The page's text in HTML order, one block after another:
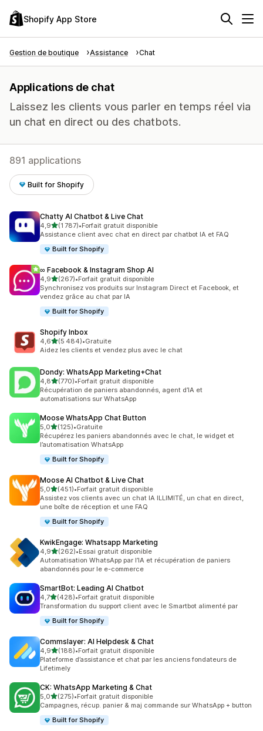
Shopify App Store
Gestion de boutique Assistance Chat
Applications de chat
Laissez les clients vous parler en temps réel via
un chat en direct ou des chatbots.
891 applications
Built for Shopify
Chatty AI Chatbot & Live Chat
4,9étoile(s) sur 5
(1 787)
1787 avis au total
•Forfait gratuit disponible
Assistance client avec chat en direct par chatbot IA et FAQ
Built for Shopify
∞ Facebook & Instagram Shop AI
4,9étoile(s) sur 5
(267)
267 avis au total
•Forfait gratuit disponible
Synchronisez vos produits sur Instagram Direct et Facebook, et
vendez grâce au chat par IA
Built for Shopify
Shopify Inbox
4,6étoile(s) sur 5
(5 484)
5484 avis au total
•Gratuite
Aidez les clients et vendez plus avec le chat
Dondy: WhatsApp Marketing+Chat
4,8étoile(s) sur 5
(770)
770 avis au total
•Forfait gratuit disponible
Récupération de paniers abandonnés, agent d’IA et
automatisations sur WhatsApp
Moose WhatsApp Chat Button
5,0étoile(s) sur 5
(125)
125 avis au total
•Gratuite
Récupérez les paniers abandonnés avec le chat, le widget et
l’automatisation WhatsApp
Built for Shopify
Moose AI Chatbot & Live Chat
5,0étoile(s) sur 5
(451)
451 avis au total
•Forfait gratuit disponible
Assistez vos clients avec un chat IA ILLIMITÉ, un chat en direct,
une boîte de réception et une FAQ
Built for Shopify
KwikEngage: Whatsapp Marketing
4,9étoile(s) sur 5
(262)
262 avis au total
•Essai gratuit disponible
Automatisation WhatsApp par l’IA et récupération de paniers
abandonnés pour le e-commerce
SmartBot: Leading AI Chatbot
4,7étoile(s) sur 5
(428)
428 avis au total
•Forfait gratuit disponible
Transformation du support client avec le Smartbot alimenté par
Built for Shopify
Commslayer: AI Helpdesk & Chat
4,9étoile(s) sur 5
(188)
188 avis au total
•Forfait gratuit disponible
Plateforme d’assistance et chat par les anciens fondateurs de
Lifetimely
CK: WhatsApp Marketing & Chat
5,0étoile(s) sur 5
(275)
275 avis au total
•Forfait gratuit disponible
Campagnes, récup. panier & maj commande sur WhatsApp + button
Built for Shopify